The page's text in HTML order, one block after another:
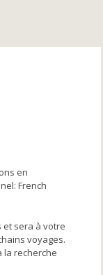
en
French
et sera à votre
voyages.
la recherche